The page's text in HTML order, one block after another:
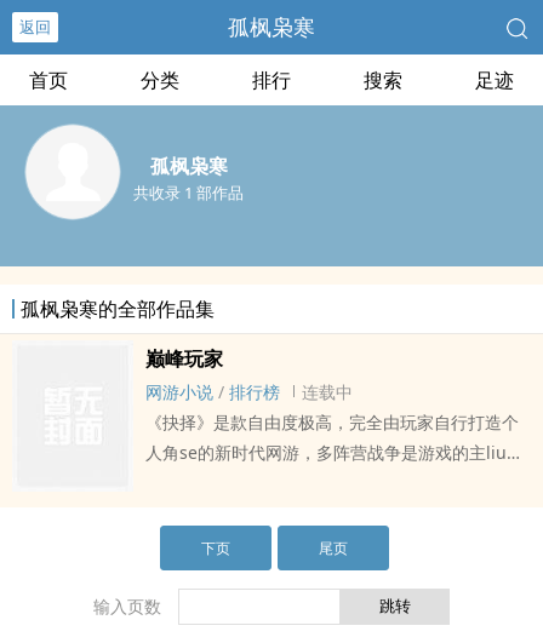
返回 孤枫枭寒
首页 分类 排行 搜索 足迹
孤枫枭寒
共收录 1 部作品
孤枫枭寒的全部作品集
巅峰玩家
网游小说 / 排行榜
连载中
《抉择》是款自由度极高，完全由玩家自行打造个
人角se的新时代网游，多阵营战争是游戏的主liu，
试图在《抉择》中证明自己实力，在游戏史上留下
自己足迹，他对游戏有着丰富的理解，极强的战术
指挥能力和个人水平。故事也由此开始。RPG网游
下页 尾页
输入页数